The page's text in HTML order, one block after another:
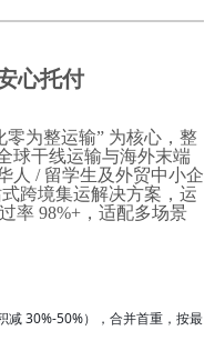
心托付
为整运输” 为核心，整
球干线运输与海外末端
人 / 留学生及外贸中小企
跨境集运解决方案，运
率 98%+，适配多场景
减 30%-50%），合并首重，按最